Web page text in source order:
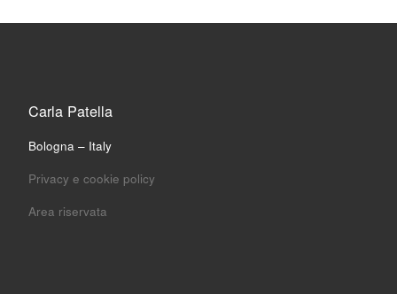
Carla Patella
Bologna – Italy
Privacy e cookie policy
Area riservata